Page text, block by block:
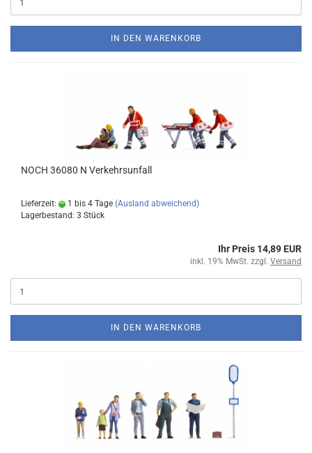
IN DEN WARENKORB
NOCH 36080 N Verkehrsunfall
Lieferzeit: 1 bis 4 Tage (Ausland abweichend)
Lagerbestand: 3 Stück
Ihr Preis 14,89 EUR
inkl. 19% MwSt. zzgl. Versand
IN DEN WARENKORB